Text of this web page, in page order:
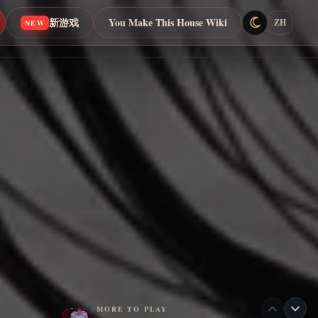
NEW 新游戏 You Make This House Wiki ZH
MORE TO PLAY